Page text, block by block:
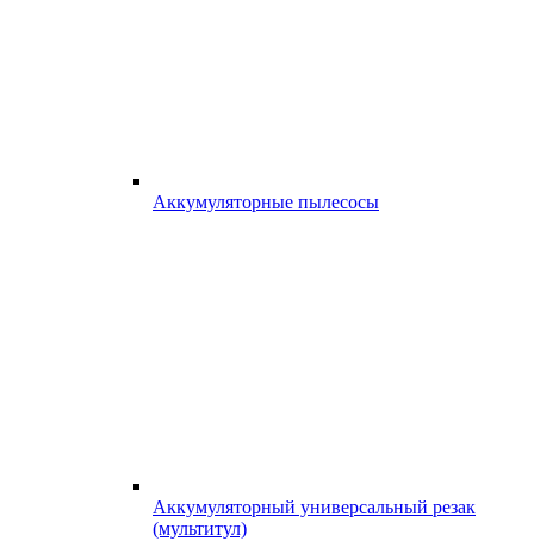
Аккумуляторные пылесосы
Аккумуляторный универсальный резак
(мультитул)